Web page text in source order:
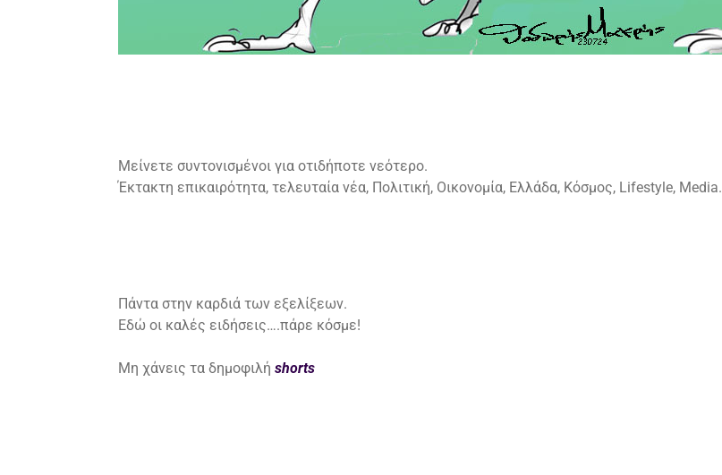
Μείνετε συντονισμένοι για οτιδήποτε νεότερο.
Έκτακτη επικαιρότητα, τελευταία νέα, Πολιτική, Οικονομία, Ελλάδα, Κόσμος, Lifestyle, Media.
Πάντα στην καρδιά των εξελίξεων.
Εδώ οι καλές ειδήσεις….πάρε κόσμε!
Μη χάνεις τα δημοφιλή shorts